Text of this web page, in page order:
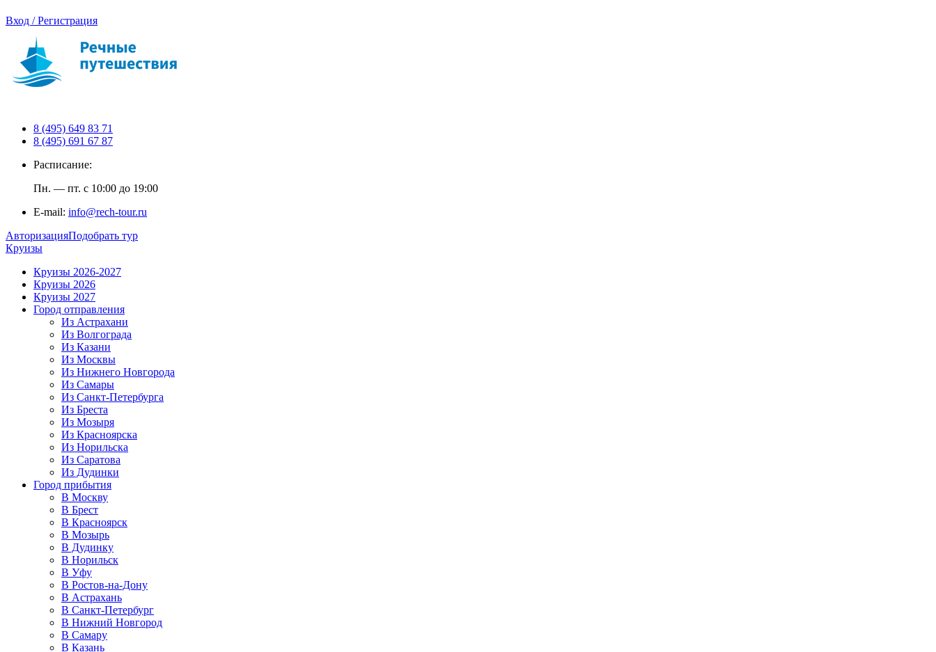
Вход / Регистрация
8 (495) 649 83 71
8 (495) 691 67 87
Расписание:
Пн. — пт. с 10:00 до 19:00
E-mail: info@rech-tour.ru
АвторизацияПодобрать тур
Круизы
Круизы 2026-2027
Круизы 2026
Круизы 2027
Город отправления
Из Астрахани
Из Волгограда
Из Казани
Из Москвы
Из Нижнего Новгорода
Из Самары
Из Санкт-Петербурга
Из Бреста
Из Мозыря
Из Красноярска
Из Норильска
Из Саратова
Из Дудинки
Город прибытия
В Москву
В Брест
В Красноярск
В Мозырь
В Дудинку
В Норильск
В Уфу
В Ростов-на-Дону
В Астрахань
В Санкт-Петербург
В Нижний Новгород
В Самару
В Казань